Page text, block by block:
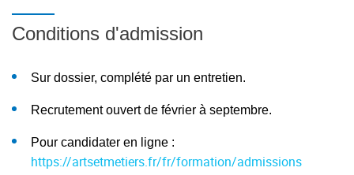
Projet fil rouge
Management des applications
aéronautiques et spatiales
Structure du secteur aéronautique et spatial
Marketing et développement stratégique
Conditions d'admission
Sur dossier, complété par un entretien.
Recrutement ouvert de février à septembre.
Pour candidater en ligne :
https://artsetmetiers.fr/fr/formation/admissions